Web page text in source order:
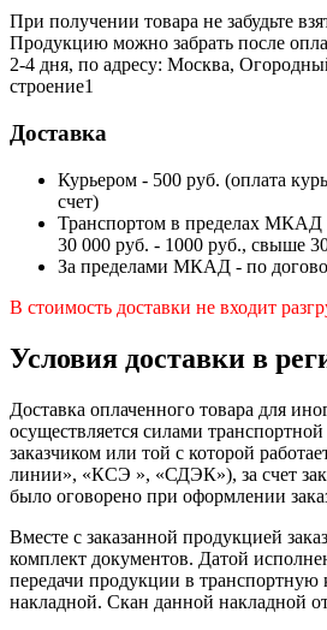
При получении товара не забудьте
Продукцию можно забрать после
2-4 дня, по адресу: Москва,
строение1
Доставка
Курьером - 500 руб. (оплата
счет)
Транспортом в пределах МКАД
30 000 руб. - 1000 руб., свыше
За пределами МКАД - по
В стоимость доставки не входит
Условия доставки в
Доставка оплаченного товара для
осуществляется силами
заказчиком или той с которой
линии», «КСЭ », «СДЭК»), за счет
было оговорено при оформлении
Вместе с заказанной продукцией
комплект документов. Датой
передачи продукции в транспортную
накладной. Скан данной накладной